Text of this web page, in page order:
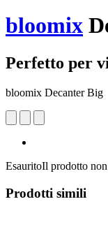
bloomix
Perfetto per
bloomix Decanter Big
EsauritoIl prodotto
Prodotti simili